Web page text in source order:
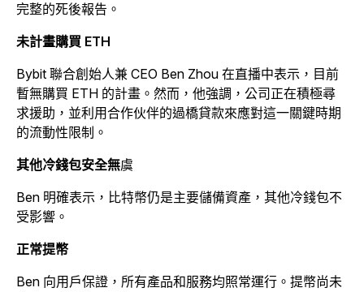
完整的死後報告。
未計畫購買 ETH
Bybit 聯合創始人兼 CEO Ben Zhou 在直播中表示，目前
暫無購買 ETH 的計畫。然而，他強調，公司正在積極尋
求援助，並利用合作伙伴的過橋貸款來應對這一關鍵時期
的流動性限制。
其他冷錢包安全無虞
Ben 明確表示，比特幣仍是主要儲備資產，其他冷錢包不
受影響。
正常提幣
Ben 向用戶保證，所有產品和服務均照常運行。提幣尚未